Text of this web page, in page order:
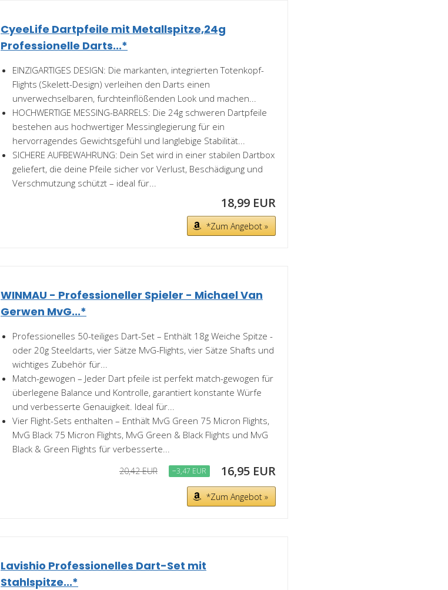
CyeeLife Dartpfeile mit Metallspitze,24g
Professionelle Darts...*
EINZIGARTIGES DESIGN: Die markanten, integrierten Totenkopf-
Flights (Skelett-Design) verleihen den Darts einen
unverwechselbaren, furchteinflößenden Look und machen...
HOCHWERTIGE MESSING-BARRELS: Die 24g schweren Dartpfeile
bestehen aus hochwertiger Messinglegierung für ein
hervorragendes Gewichtsgefühl und langlebige Stabilität...
SICHERE AUFBEWAHRUNG: Dein Set wird in einer stabilen Dartbox
geliefert, die deine Pfeile sicher vor Verlust, Beschädigung und
Verschmutzung schützt – ideal für...
18,99 EUR
*Zum Angebot »
WINMAU - Professioneller Spieler - Michael Van
Gerwen MvG...*
Professionelles 50-teiliges Dart-Set – Enthält 18g Weiche Spitze -
oder 20g Steeldarts, vier Sätze MvG-Flights, vier Sätze Shafts und
wichtiges Zubehör für...
Match-gewogen – Jeder Dart pfeile ist perfekt match-gewogen für
überlegene Balance und Kontrolle, garantiert konstante Würfe
und verbesserte Genauigkeit. Ideal für...
Vier Flight-Sets enthalten – Enthält MvG Green 75 Micron Flights,
MvG Black 75 Micron Flights, MvG Green & Black Flights und MvG
Black & Green Flights für verbesserte...
20,42 EUR −3,47 EUR 16,95 EUR
*Zum Angebot »
Lavishio Professionelles Dart-Set mit
Stahlspitze...*